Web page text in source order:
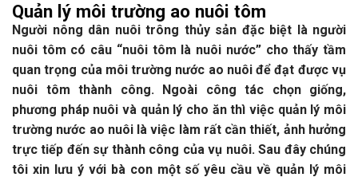
Quản lý môi trường ao nuôi tôm
Người nông dân nuôi trông thủy sản đặc biệt là người
nuôi tôm có câu “nuôi tôm là nuôi nước” cho thấy tầm
quan trọng của môi trường nước ao nuôi để đạt được vụ
nuôi tôm thành công. Ngoài công tác chọn giống,
phương pháp nuôi và quản lý cho ăn thì việc quản lý môi
trường nước ao nuôi là việc làm rất cần thiết, ảnh hưởng
trực tiếp đến sự thành công của vụ nuôi. Sau đây chúng
tôi xin lưu ý với bà con một số yêu cầu về quản lý môi